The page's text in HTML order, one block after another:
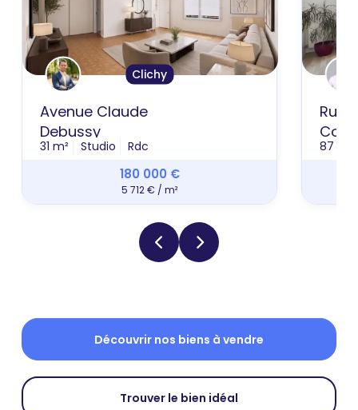
Clichy
Avenue Claude
Debussy
31 m² Studio Rdc
180 000 €
5 712 € / m²
Rue
87 m²
Découvrir nos biens à vendre
Trouver le bien idéal